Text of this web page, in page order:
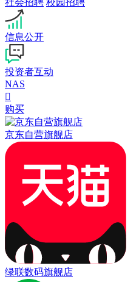
社会招聘 校园招聘
信息公开
投资者互动
NAS

购买
京东自营旗舰店
绿联数码旗舰店